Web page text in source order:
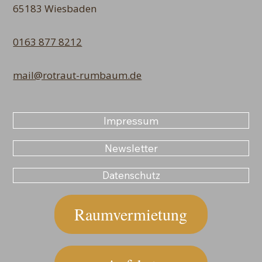
65183 Wiesbaden
0163 877 8212
mail@rotraut-rumbaum.de
Raumvermietung
Impressum
Newsletter
Datenschutz